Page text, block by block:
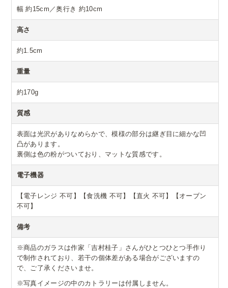
幅 約15cm／奥行き 約10cm
高さ
約1.5cm
重量
約170g
質感
表面は光沢がありなめらかで、模様の部分は継ぎ目に細かな凹
凸があります。
裏側は色の粉がついており、マットな質感です。
電子機器
【電子レンジ 不可】【食洗機 不可】【直火 不可】【オーブン
不可】
備考
※商品のガラスは作家「吉村桂子」さんがひとつひとつ手作り
で制作されており、若干の個体差がある場合がございますの
で、ご了承くださいませ。
※写真イメージの中のカトラリーは付属しません。